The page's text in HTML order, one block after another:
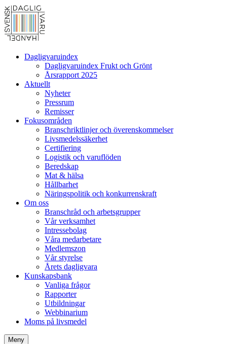
Dagligvaruindex
Dagligvaruindex Frukt och Grönt
Årsrapport 2025
Aktuellt
Nyheter
Pressrum
Remisser
Fokusområden
Branschriktlinjer och överenskommelser
Livsmedelssäkerhet
Certifiering
Logistik och varuflöden
Beredskap
Mat & hälsa
Hållbarhet
Näringspolitik och konkurrenskraft
Om oss
Branschråd och arbetsgrupper
Vår verksamhet
Intressebolag
Våra medarbetare
Medlemszon
Vår styrelse
Årets dagligvara
Kunskapsbank
Vanliga frågor
Rapporter
Utbildningar
Webbinarium
Moms på livsmedel
Meny